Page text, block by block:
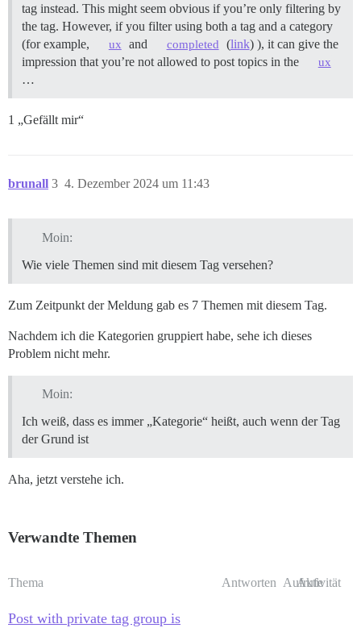
tag instead. This might seem obvious if you’re only filtering by
the tag. However, if you filter using both a tag and a category
(for example,
ux and completed (link) ), it can give the
impression that you’re not allowed to post topics in the
ux
…
1 „Gefällt mir“
brunall 4. Dezember 2024 um 11:43
3
Moin:
Wie viele Themen sind mit diesem Tag versehen?
Zum Zeitpunkt der Meldung gab es 7 Themen mit diesem Tag.
Nachdem ich die Kategorien gruppiert habe, sehe ich dieses
Problem nicht mehr.
Moin:
Ich weiß, dass es immer „Kategorie“ heißt, auch wenn der Tag
der Grund ist
Aha, jetzt verstehe ich.
Verwandte Themen
Thema Antworten Aufrufe
Aktivität
Post with private tag group is